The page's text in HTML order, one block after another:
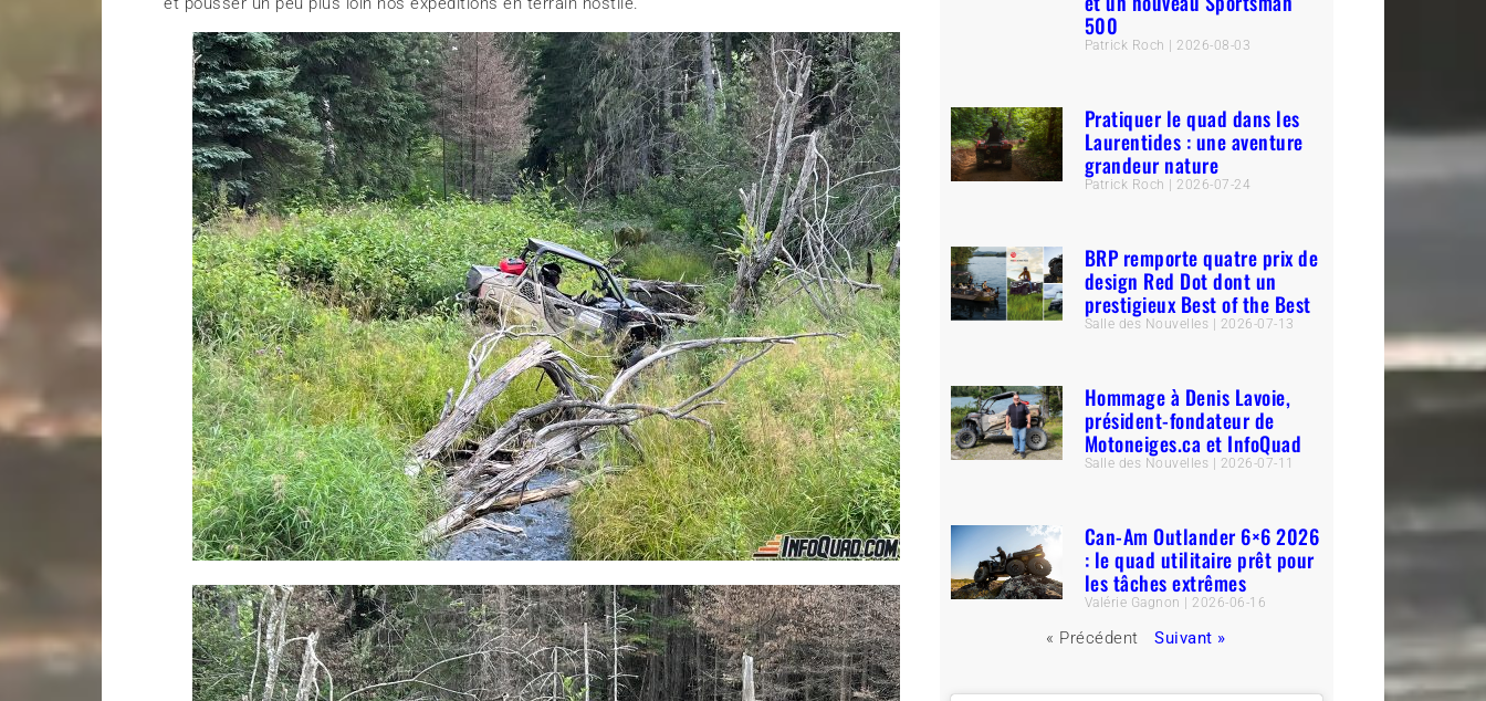
500
Patrick Roch 2026-08-03
Pratiquer le quad dans les
Laurentides : une aventure
grandeur nature
Patrick Roch 2026-07-24
BRP remporte quatre prix de
design Red Dot dont un
prestigieux Best of the Best
Salle des Nouvelles 2026-07-13
Hommage à Denis Lavoie,
président-fondateur de
Motoneiges.ca et InfoQuad
Salle des Nouvelles 2026-07-11
Can-Am Outlander 6×6 2026
: le quad utilitaire prêt pour
les tâches extrêmes
Valérie Gagnon 2026-06-16
« Précédent Suivant »